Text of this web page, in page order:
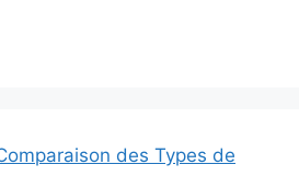
des Types de